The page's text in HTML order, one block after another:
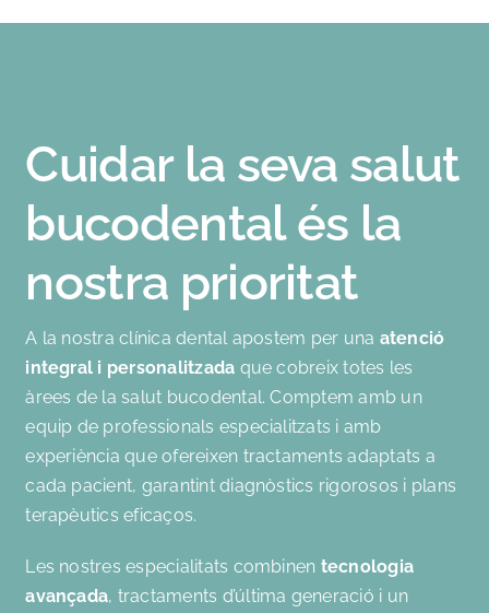
Cuidar la seva salut
bucodental és la
nostra prioritat
A la nostra clínica dental apostem per una atenció
integral i personalitzada que cobreix totes les
àrees de la salut bucodental. Comptem amb un
equip de professionals especialitzats i amb
experiència que ofereixen tractaments adaptats a
cada pacient, garantint diagnòstics rigorosos i plans
terapèutics eficaços.
Les nostres especialitats combinen tecnologia
avançada, tractaments d’última generació i un